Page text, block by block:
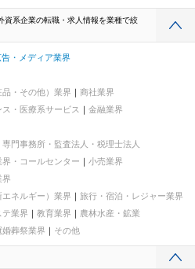
資系企業の転職・求人情報を業種で絞
・メディア業界
・その他）業界
商社業界
・医療系サービス
金融業界
門事務所・監査法人・税理士法人
・コールセンター
小売業界
界
ネルギー）業界
旅行・宿泊・レジャー業界
テ業界 教育業界
農林水産・鉱業
婚葬祭業界 その他